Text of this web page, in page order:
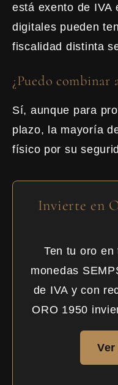
está exento de IVA
digitales pueden
fiscalidad distinta
¿Puedo combinar
Sí, aunque para
plazo, la mayoría
físico por su
Invierte en
Ten tu oro
monedas
de IVA y con
ORO 1950